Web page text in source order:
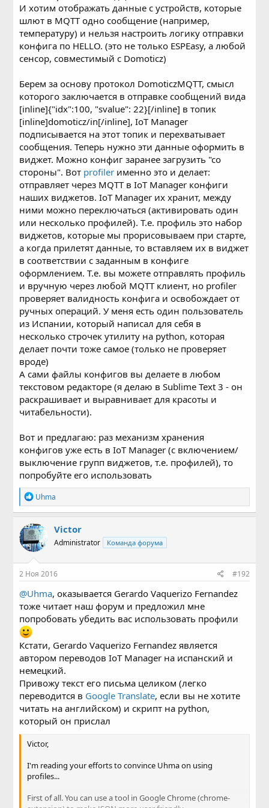
И хотим отображать данные с устройств, которые
шлют в MQTT одно сообщение (например,
температуру) и нельзя настроить логику отправки
конфига по HELLO. (это не только ESPEasy, а любой
сенсор, совместимый с Domoticz)
Берем за основу протокол DomoticzMQTT, смысл
которого заключается в отправке сообщений вида
[inline]{"idx":100, "svalue": 22}[/inline] в топик
[inline]domoticz/in[/inline], IoT Manager
подписывается на этот топик и перехватывает
сообщения. Теперь нужно эти данные оформить в
виджет. Можно конфиг заранее загрузить "со
стороны". Вот profiler именно это и делает:
отправляет через MQTT в IoT Manager конфиги
наших виджетов. IoT Manager их хранит, между
ними можно переключаться (активировать один
или несколько профилей). Т.е. профиль это набор
виджетов, которые мы прорисовываем при старте,
а когда прилетят данные, то вставляем их в виджет
в соответствии с заданным в конфиге
оформлением. Т.е. вы можете отправлять профиль
и вручную через любой MQTT клиент, но profiler
проверяет валидность конфига и освобождает от
ручных операций. У меня есть один пользователь
из Испании, который написал для себя в
несколько строчек утилиту на python, которая
делает почти тоже самое (только не проверяет
вроде)
А сами файлы конфигов вы делаете в любом
текстовом редакторе (я делаю в Sublime Text 3 - он
раскрашивает и выравнивает для красоты и
читабельности).
Вот и предлагаю: раз механизм хранения
конфигов уже есть в IoT Manager (с включением/
выключение групп виджетов, т.е. профилей), то
попробуйте его использовать
Р
е
а
к
ц
и
и
:
Uhma
Victor
Administrator Команда форума
2 Ноя 2016 #192
@Uhma, оказывается Gerardo Vaquerizo Fernandez
тоже читает наш форум и предложил мне
попробовать убедить вас использовать профили
Кстати, Gerardo Vaquerizo Fernandez является
автором переводов IoT Manager на испанский и
немецкий.
Привожу текст его письма целиком (легко
переводится в Google Translate, если вы не хотите
читать на английском) и скрипт на python,
который он прислал
Victor,
I'm reading your efforts to convince Uhma on using
profiles...
First of all. You can use a tool in Google Chrome (chrome-